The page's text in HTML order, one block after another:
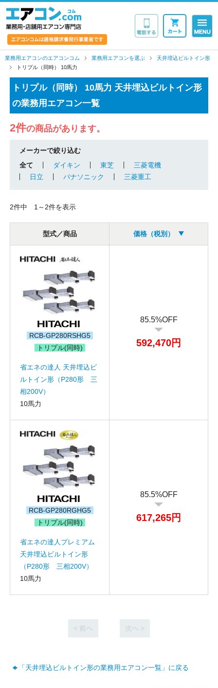
業務用エアコンのエアコンコム 業務用エアコンを選ぶ
天井埋込ビルトイン形
トリプル（同時） 10馬力
トリプル（同時） 10馬力 天井埋込ビルトイン形
の業務用エアコン一覧
2件の商品があります。
メーカーで絞り込む
全て
ダイキン 東芝
三菱電機
日立
パナソニック 三菱重工
2件中 1～2件を表示
型式／商品 価格（税別）
RCB-GP280RSHG5
トリプル(同時)
省エネの達人 天井埋込ビ
ルトイン形（P280形 三
相200V）
10馬力
85.5%OFF
592,470円
RCB-GP280RGHG5
トリプル(同時)
省エネの達人プレミアム
天井埋込ビルトイン形
（P280形 三相200V）
10馬力
85.5%OFF
617,265円
< 前へ 次へ >
「天井埋込ビルトイン形の業務用エアコン一覧」に戻る
電話番号
お問合せ内容
(ご選択ください)